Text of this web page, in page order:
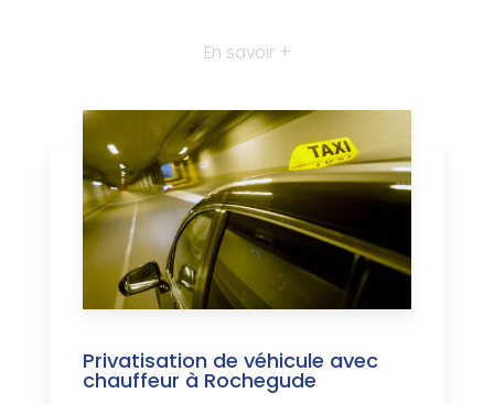
En savoir +
Privatisation de véhicule avec
chauffeur à Rochegude